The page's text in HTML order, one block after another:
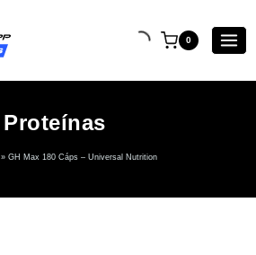
0
Proteínas
» GH Max 180 Cáps – Universal Nutrition